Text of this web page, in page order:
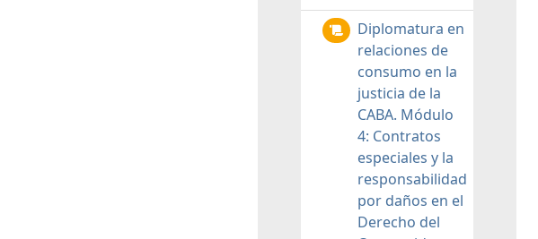
Diplomatura en
relaciones de
consumo en la
justicia de la
CABA. Módulo
4: Contratos
especiales y la
responsabilidad
por daños en el
Derecho del